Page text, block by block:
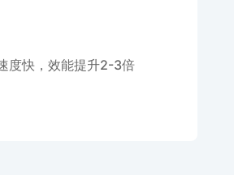
度快，效能提升2-3倍